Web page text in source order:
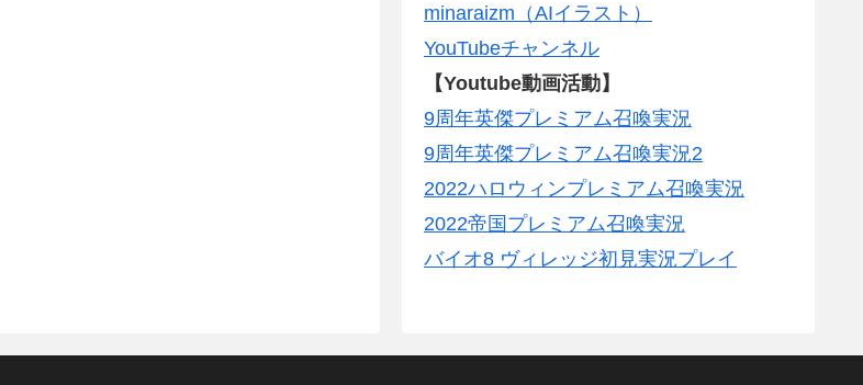
minaraizm（AIイラスト）
YouTubeチャンネル
【Youtube動画活動】
9周年英傑プレミアム召喚実況
9周年英傑プレミアム召喚実況2
2022ハロウィンプレミアム召喚実況
2022帝国プレミアム召喚実況
バイオ8 ヴィレッジ初見実況プレイ